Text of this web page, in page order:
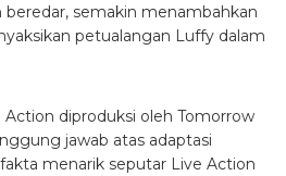
semakin menambahkan
petualangan Luffy dalam
diproduksi oleh Tomorrow
jawab atas adaptasi
menarik seputar Live Action